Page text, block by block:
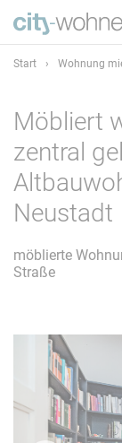
Start › Wohnung
Möbliert
zentral
Neustadt
möblierte
Straße